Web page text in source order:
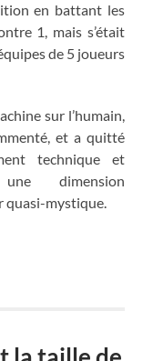
en battant les
1, mais s’était
de 5 joueurs
sur l’humain,
et a quitté
technique et
dimension
quasi-mystique.